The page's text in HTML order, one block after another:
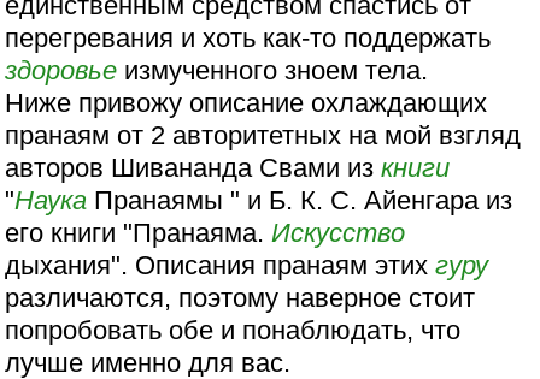
перегревания и хоть как-то поддержать
здоровье измученного зноем тела.
Ниже привожу описание охлаждающих
пранаям от 2 авторитетных на мой взгляд
авторов Шивананда Свами изкниги
"Наука Пранаямы " и Б. К. С. Айенгара из
его книги "Пранаяма. Искусство
дыхания". Описания пранаям этихгуру
различаются, поэтому наверное стоит
попробовать обе и понаблюдать, что
лучше именно для вас.